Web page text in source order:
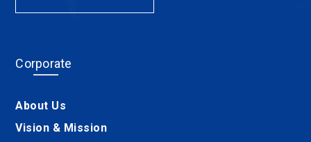
Corporate
About Us
Vision & Mission